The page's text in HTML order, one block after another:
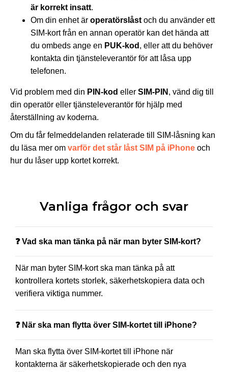
är korrekt insatt.
Om din enhet är operatörslåst och du använder ett
SIM-kort från en annan operatör kan det hända att
du ombeds ange en PUK-kod , eller att du behöver
kontakta din tjänsteleverantör för att låsa upp
telefonen.
Vid problem med din PIN-kod eller SIM-PIN , vänd dig till
din operatör eller tjänsteleverantör för hjälp med
återställning av koderna.
Om du får felmeddelanden relaterade till SIM-låsning kan
du läsa mer om varför det står låst SIM på iPhone och
hur du låser upp kortet korrekt.
Vanliga frågor och svar
❓ Vad ska man tänka på när man byter SIM-kort?
När man byter SIM-kort ska man tänka på att
kontrollera kortets storlek, säkerhetskopiera data och
verifiera viktiga nummer.
❓ När ska man flytta över SIM-kortet till iPhone?
Man ska flytta över SIM-kortet till iPhone när
kontakterna är säkerhetskopierade och den nya